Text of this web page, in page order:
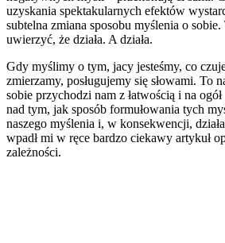
uzyskania spektakularnych efektów
subtelna zmiana sposobu myślenia o
uwierzyć, że działa. A działa.
Gdy myślimy o tym, jacy jesteśmy, co
zmierzamy, posługujemy się słowami. To
sobie przychodzi nam z łatwością i na
nad tym, jak sposób formułowania tych
naszego myślenia i, w konsekwencji,
wpadł mi w ręce bardzo ciekawy artykuł
zależności.